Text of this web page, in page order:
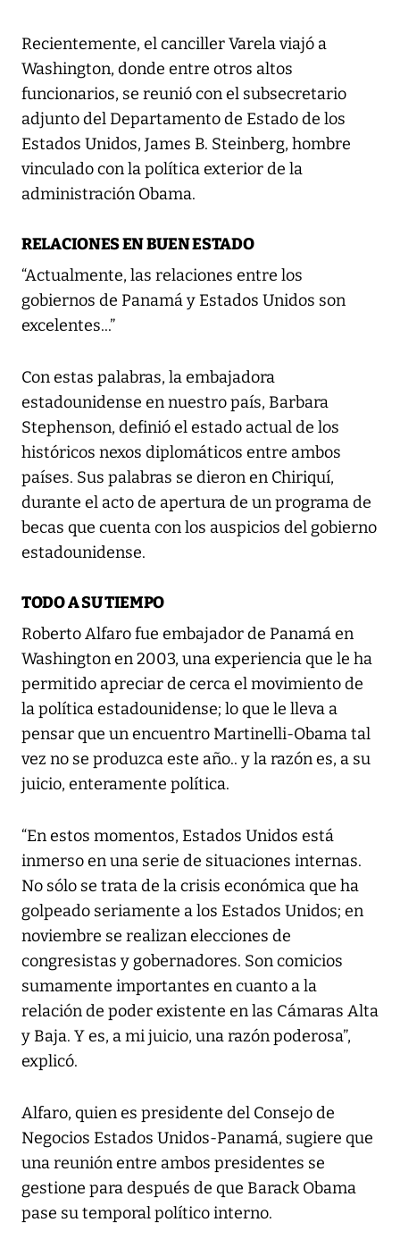
Recientemente, el canciller Varela viajó a
Washington, donde entre otros altos
funcionarios, se reunió con el subsecretario
adjunto del Departamento de Estado de los
Estados Unidos, James B. Steinberg, hombre
vinculado con la política exterior de la
administración Obama.
RELACIONES EN BUEN ESTADO
“Actualmente, las relaciones entre los
gobiernos de Panamá y Estados Unidos son
excelentes...”
Con estas palabras, la embajadora
estadounidense en nuestro país, Barbara
Stephenson, definió el estado actual de los
históricos nexos diplomáticos entre ambos
países. Sus palabras se dieron en Chiriquí,
durante el acto de apertura de un programa de
becas que cuenta con los auspicios del gobierno
estadounidense.
TODO A SU TIEMPO
Roberto Alfaro fue embajador de Panamá en
Washington en 2003, una experiencia que le ha
permitido apreciar de cerca el movimiento de
la política estadounidense; lo que le lleva a
pensar que un encuentro Martinelli-Obama tal
vez no se produzca este año.. y la razón es, a su
juicio, enteramente política.
“En estos momentos, Estados Unidos está
inmerso en una serie de situaciones internas.
No sólo se trata de la crisis económica que ha
golpeado seriamente a los Estados Unidos; en
noviembre se realizan elecciones de
congresistas y gobernadores. Son comicios
sumamente importantes en cuanto a la
relación de poder existente en las Cámaras Alta
y Baja. Y es, a mi juicio, una razón poderosa”,
explicó.
Alfaro, quien es presidente del Consejo de
Negocios Estados Unidos-Panamá, sugiere que
una reunión entre ambos presidentes se
gestione para después de que Barack Obama
pase su temporal político interno.